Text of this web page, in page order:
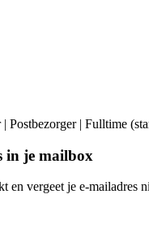
| Fulltime
in je mailbox
en vergeet je e-mailadres